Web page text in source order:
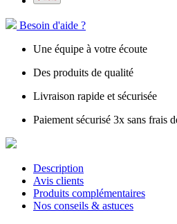
Besoin d'aide ?
Une équipe à votre écoute
Des produits de qualité
Livraison rapide et sécurisée
Paiement sécurisé 3x sans frais
Description
Avis clients
Produits complémentaires
Nos conseils & astuces